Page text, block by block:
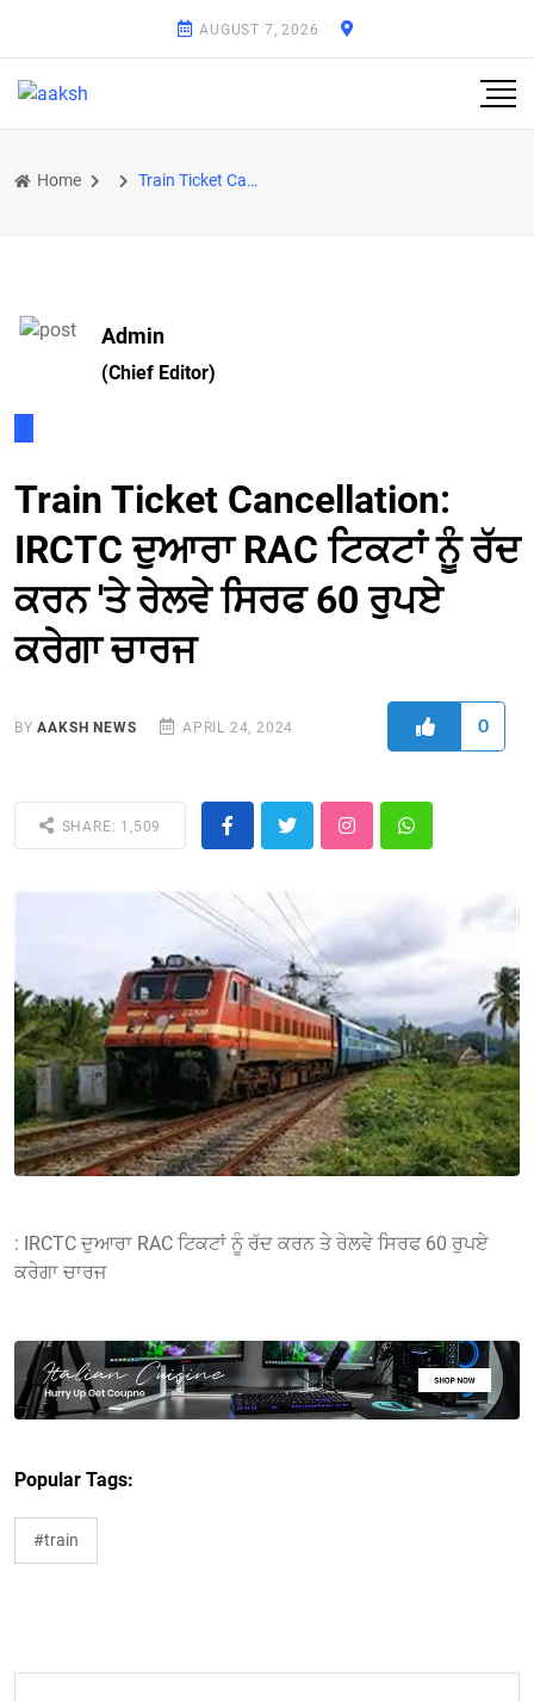
AUGUST 7, 2026
Home Train Ticket Cancellation: IRCTC ਦੁਆਰਾ RAC ਟਿਕਟਾਂ ਨੂੰ ਰੱਦ ਕਰਨ 'ਤੇ ਰੇਲਵੇ ਸਿਰਫ 60 ਰੁਪਏ ਕਰੇਗਾ ਚਾਰਜ
Admin
(Chief Editor)
Train Ticket Cancellation:
IRCTC ਦੁਆਰਾ RAC ਟਿਕਟਾਂ ਨੂੰ ਰੱਦ
ਕਰਨ 'ਤੇ ਰੇਲਵੇ ਸਿਰਫ 60 ਰੁਪਏ
ਕਰੇਗਾ ਚਾਰਜ
BYAAKSH NEWS APRIL 24, 2024 0
SHARE: 1,509
: IRCTC ਦੁਆਰਾ RAC ਟਿਕਟਾਂ ਨੂੰ ਰੱਦ ਕਰਨ ਤੇ ਰੇਲਵੇ ਸਿਰਫ 60 ਰੁਪਏ
ਕਰੇਗਾ ਚਾਰਜ
Popular Tags:
#train